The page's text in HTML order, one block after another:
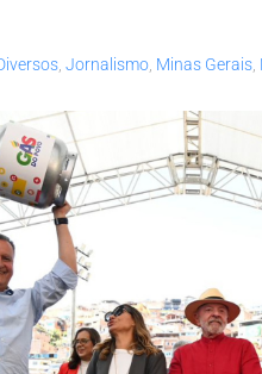
Jornalismo Minas Gerais